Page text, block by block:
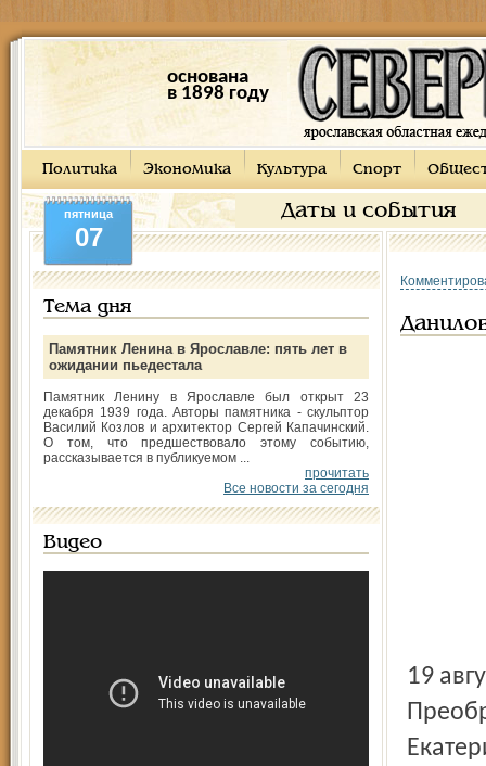
основана
в 1898 году
Политика Экономика Культура Спорт
Даты и события
пятница
07
Тема дня
Памятник Ленина в Ярославле: пять лет в
ожидании пьедестала
Памятник Ленину в Ярославле был открыт 23
декабря 1939 года. Авторы памятника - скульптор
Василий Козлов и архитектор Сергей Капачинский.
О том, что предшествовало этому событию,
рассказывается в публикуемом ...
прочитать
Все новости за сегодня
Видео
19 августа здесь отмечают православный праздник